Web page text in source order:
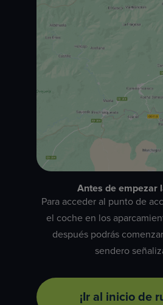
Antes de empezar
Para acceder al punto de
el coche en los
después podrás
sendero
¡Ir al inicio de